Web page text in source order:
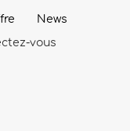
News
vous